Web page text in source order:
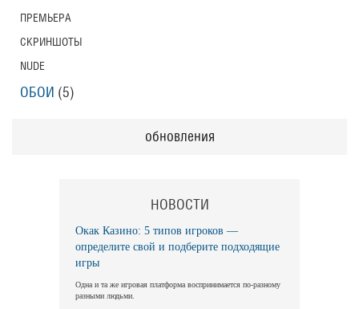
ПРЕМЬЕРА
СКРИНШОТЫ
NUDE
ОБОИ (5)
обновления
НОВОСТИ
Окак Казино: 5 типов игроков —
определите свой и подберите подходящие
игры
Одна и та же игровая платформа воспринимается по-разному
разными людьми.